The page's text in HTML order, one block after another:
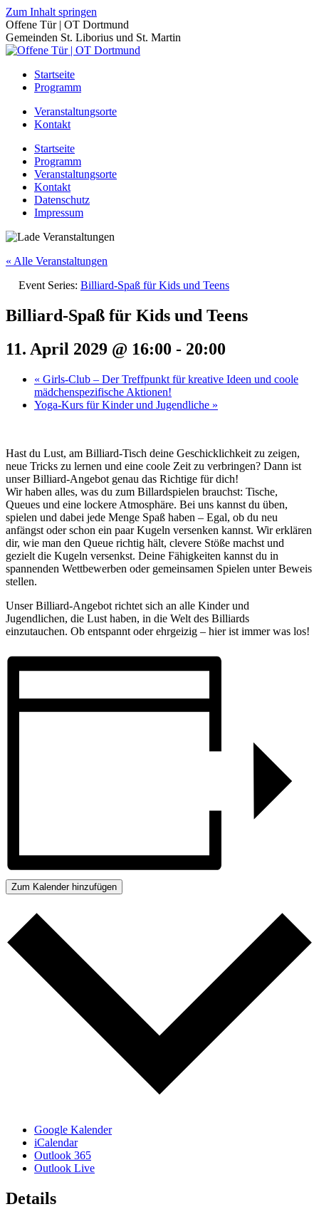
Zum Inhalt springen
Offene Tür | OT Dortmund
Gemeinden St. Liborius und St. Martin
Startseite
Programm
Veranstaltungsorte
Kontakt
Startseite
Programm
Veranstaltungsorte
Kontakt
Datenschutz
Impressum
« Alle Veranstaltungen
Event Series: Billiard-Spaß für Kids und Teens
Billiard-Spaß für Kids und Teens
11. April 2029 @ 16:00 - 20:00
« Girls-Club – Der Treffpunkt für kreative Ideen und coole
mädchenspezifische Aktionen!
Yoga-Kurs für Kinder und Jugendliche »
Hast du Lust, am Billiard-Tisch deine Geschicklichkeit zu zeigen,
neue Tricks zu lernen und eine coole Zeit zu verbringen? Dann ist
unser Billiard-Angebot genau das Richtige für dich!
Wir haben alles, was du zum Billardspielen brauchst: Tische,
Queues und eine lockere Atmosphäre. Bei uns kannst du üben,
spielen und dabei jede Menge Spaß haben – Egal, ob du neu
anfängst oder schon ein paar Kugeln versenken kannst. Wir erklären
dir, wie man den Queue richtig hält, clevere Stöße machst und
gezielt die Kugeln versenkst. Deine Fähigkeiten kannst du in
spannenden Wettbewerben oder gemeinsamen Spielen unter Beweis
stellen.
Unser Billiard-Angebot richtet sich an alle Kinder und
Jugendlichen, die Lust haben, in die Welt des Billiards
einzutauchen. Ob entspannt oder ehrgeizig – hier ist immer was los!
Zum Kalender hinzufügen
Google Kalender
iCalendar
Outlook 365
Outlook Live
Details